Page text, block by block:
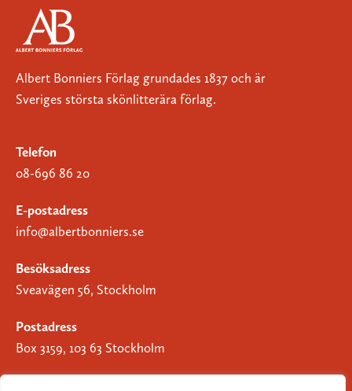
Albert Bonniers Förlag grundades 1837 och är
Sveriges största skönlitterära förlag.
Telefon
08-696 86 20
E-postadress
info@albertbonniers.se
Besöksadress
Sveavägen 56, Stockholm
Postadress
Box 3159, 103 63 Stockholm